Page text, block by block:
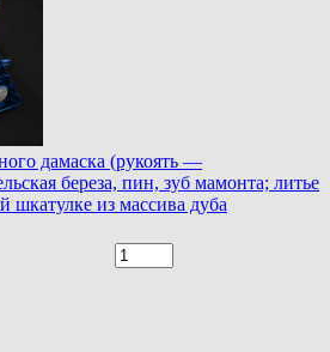
дамаска (рукоять —
береза, пин, зуб мамонта; литье
из массива дуба